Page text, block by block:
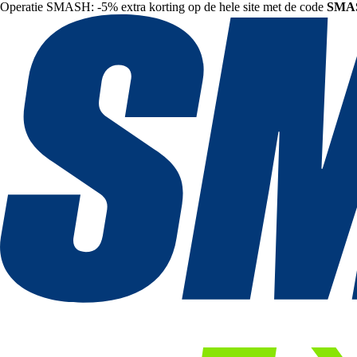
Operatie SMASH: -5% extra korting op de hele site met de code